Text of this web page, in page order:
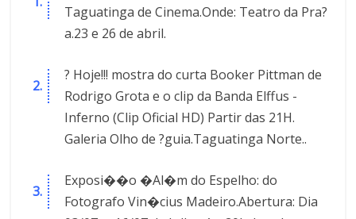
Taguatinga de Cinema.Onde: Teatro da Pra?
a.23 e 26 de abril.
? Hoje!!! mostra do curta Booker Pittman de
Rodrigo Grota e o clip da Banda Elffus -
Inferno (Clip Oficial HD) Partir das 21H.
Galeria Olho de ?guia.Taguatinga Norte..
Exposi��o �Al�m do Espelho: do
Fotografo Vin�cius Madeiro.Abertura: Dia